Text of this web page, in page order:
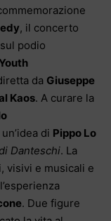
, il concerto
sul podio
da Giuseppe
Kaos. A curare la
di Pippo Lo
Danteschi. La
visivi e musicali e
. Due figure